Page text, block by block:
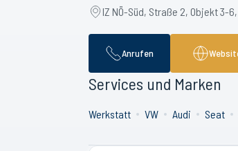
IZ NÖ-Süd, Straße 2, Objekt 3-
Anrufen
Services und Marken
Werkstatt VW Audi Seat